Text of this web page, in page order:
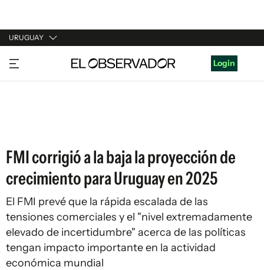
URUGUAY
URUGUAY
ARGENTINA
Login
FMI corrigió a la baja la proyección de
crecimiento para Uruguay en 2025
El FMI prevé que la rápida escalada de las
tensiones comerciales y el "nivel extremadamente
elevado de incertidumbre" acerca de las políticas
tengan impacto importante en la actividad
económica mundial